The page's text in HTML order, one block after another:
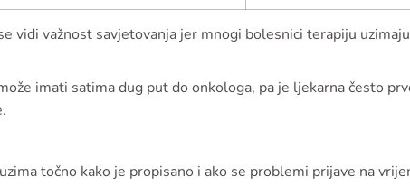
vidi važnost savjetovanja jer mnogi bolesnici terapiju
imati satima dug put do onkologa, pa je ljekarna često
točno kako je propisano i ako se problemi prijave na